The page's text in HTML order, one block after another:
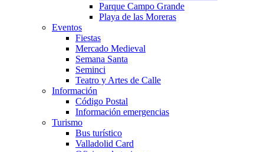
Parque Campo Grande
Playa de las Moreras
Eventos
Fiestas
Mercado Medieval
Semana Santa
Seminci
Teatro y Artes de Calle
Información
Código Postal
Información emergencias
Turismo
Bus turístico
Valladolid Card